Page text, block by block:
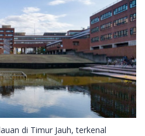
di Timur Jauh, terkenal